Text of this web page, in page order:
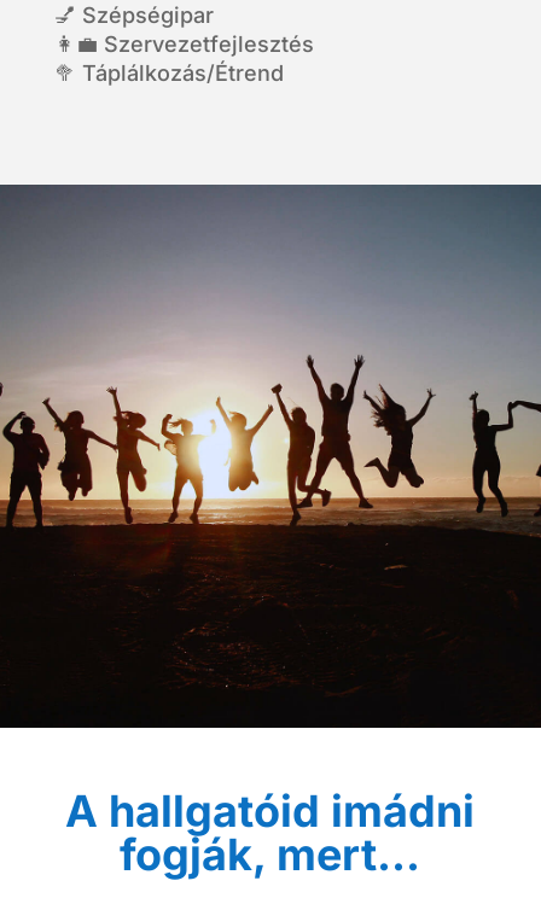
💅 Szépségipar
👩‍💼 Szervezetfejlesztés
🥦 Táplálkozás/Étrend
A hallgatóid imádni
fogják, mert...